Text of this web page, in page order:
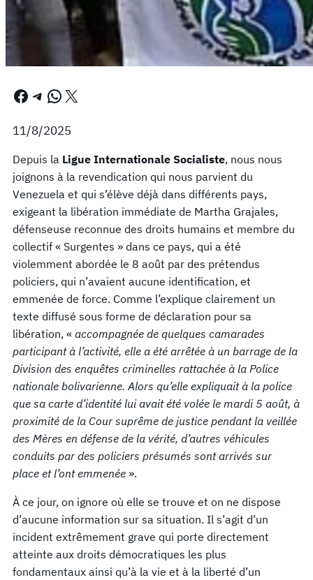
Facebook Telegram WhatsApp X
11/8/2025
Depuis la Ligue Internationale Socialiste, nous nous
joignons à la revendication qui nous parvient du
Venezuela et qui s’élève déjà dans différents pays,
exigeant la libération immédiate de Martha Grajales,
défenseuse reconnue des droits humains et membre du
collectif « Surgentes » dans ce pays, qui a été
violemment abordée le 8 août par des prétendus
policiers, qui n’avaient aucune identification, et
emmenée de force. Comme l’explique clairement un
texte diffusé sous forme de déclaration pour sa
libération, « accompagnée de quelques camarades
participant à l’activité, elle a été arrêtée à un barrage de la
Division des enquêtes criminelles rattachée à la Police
nationale bolivarienne. Alors qu’elle expliquait à la police
que sa carte d’identité lui avait été volée le mardi 5 août, à
proximité de la Cour suprême de justice pendant la veillée
des Mères en défense de la vérité, d’autres véhicules
conduits par des policiers présumés sont arrivés sur
place et l’ont emmenée ».
À ce jour, on ignore où elle se trouve et on ne dispose
d’aucune information sur sa situation. Il s’agit d’un
incident extrêmement grave qui porte directement
atteinte aux droits démocratiques les plus
fondamentaux ainsi qu’à la vie et à la liberté d’un